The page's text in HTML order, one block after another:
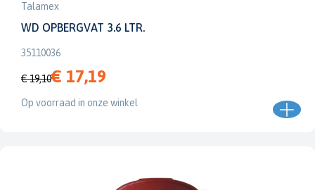
Talamex
WD OPBERGVAT 3.6 LTR.
35110036
€ 19,10€ 17,19
Op voorraad in onze winkel